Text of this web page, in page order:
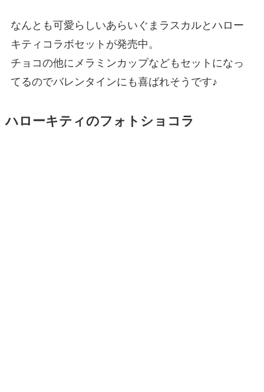
なんとも可愛らしいあらいぐまラスカルとハロー
キティコラボセットが発売中。
チョコの他にメラミンカップなどもセットになっ
てるのでバレンタインにも喜ばれそうです♪
ハローキティのフォトショコラ